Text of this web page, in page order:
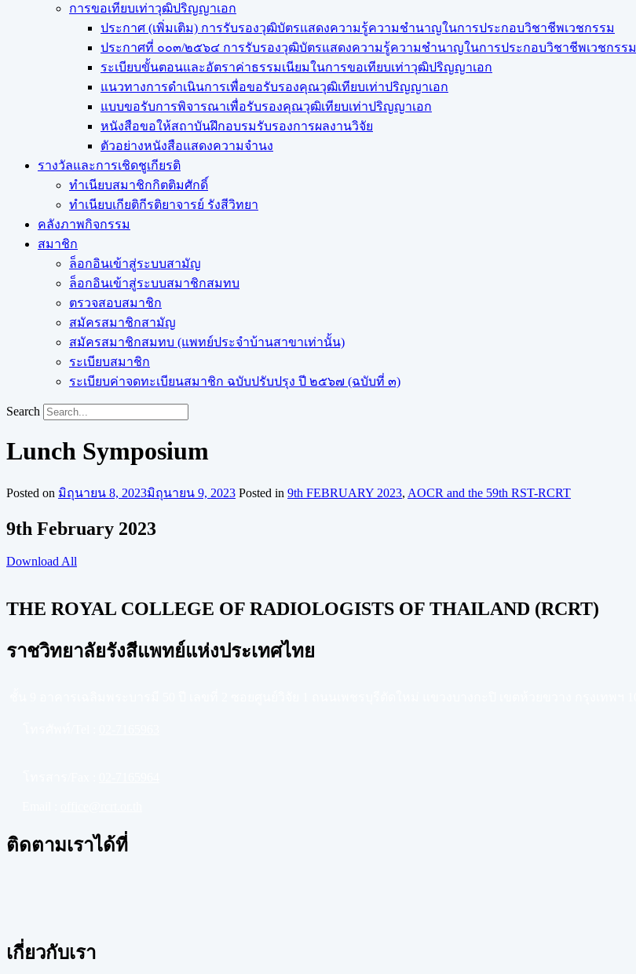
การขอเทียบเท่า​วุฒิปริญญา​เอก
ประกาศ (เพิ่มเติม) การรับรองวุฒิบัตรแสดงความรู้ความชำนาญในการประกอบวิชาชีพเวชกรรม
ประกาศที่ ๐๐๓/๒๕๖๔ การรับรองวุฒิบัตรแสดงความรู้ความชำนาญในการประกอบวิชาชีพเวชกรรม
ระเบียบขั้นตอนและอัตราค่าธรรมเนียมในการขอเทียบเท่าวุฒิปริญญาเอก
แนวทางการดำเนินการเพื่อขอรับรองคุณวุฒิเทียบเท่าปริญญาเอก
แบบขอรับการพิจารณาเพื่อรับรองคุณวุฒิเทียบเท่าปริญญาเอก
หนังสือขอให้สถาบันฝึกอบรมรับรองการผลงานวิจัย
ตัวอย่างหนังสือแสดงความจำนง
รางวัลและการเชิดชูเกียรติ
ทำเนียบสมาชิกกิตติมศักดิ์
ทำเนียบเกียติกีรติยาจารย์ รังสีวิทยา
คลังภาพกิจกรรม
สมาชิก
ล็อกอินเข้าสู่ระบบสามัญ
ล็อกอินเข้าสู่ระบบสมาชิกสมทบ
ตรวจสอบสมาชิก
สมัครสมาชิกสามัญ
สมัครสมาชิกสมทบ (แพทย์ประจำบ้านสาขาเท่านั้น)
ระเบียบสมาชิก
ระเบียบค่าจดทะเบียนสมาชิก ฉบับปรับปรุง ปี ๒๕๖๗ (ฉบับที่ ๓)
Search
Lunch Symposium
Posted on มิถุนายน 8, 2023มิถุนายน 9, 2023 Posted in 9th FEBRUARY 2023, AOCR and the 59th RST-RCRT
9th February 2023
Download All
THE ROYAL COLLEGE OF RADIOLOGISTS OF THAILAND (RCRT)
ราชวิทยาลัยรังสีแพทย์แห่งประเทศไทย
ติดตามเราได้ที่
เกี่ยวกับเรา